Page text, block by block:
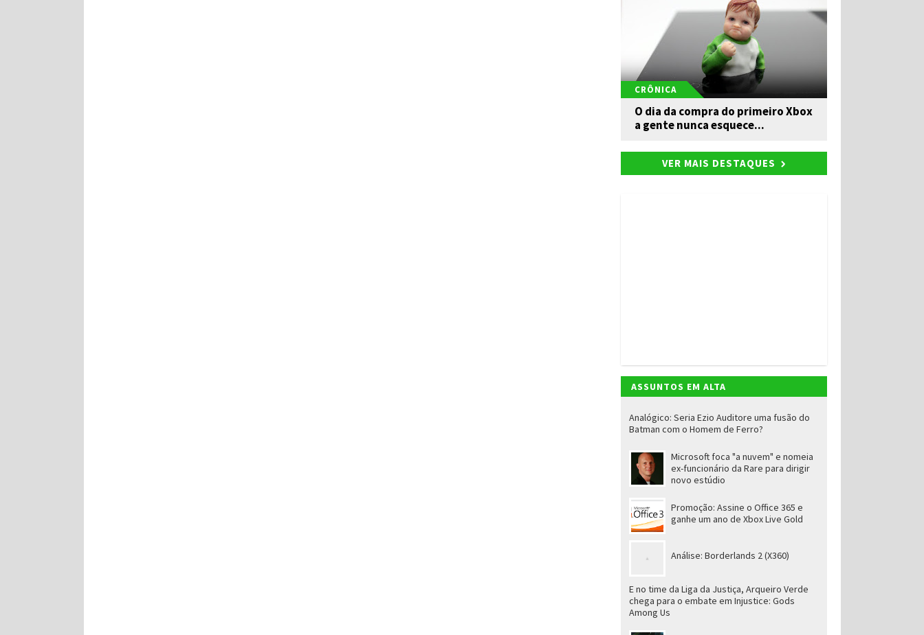
CRÔNICA
O dia da compra do primeiro Xbox
a gente nunca esquece...
VER MAIS DESTAQUES
ASSUNTOS EM ALTA
Analógico: Seria Ezio Auditore uma fusão do
Batman com o Homem de Ferro?
Microsoft foca "a nuvem" e nomeia
ex-funcionário da Rare para dirigir
novo estúdio
Promoção: Assine o Office 365 e
ganhe um ano de Xbox Live Gold
Análise: Borderlands 2 (X360)
E no time da Liga da Justiça, Arqueiro Verde
chega para o embate em Injustice: Gods
Among Us